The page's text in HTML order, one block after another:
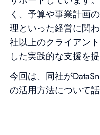
く、予算や事業計画
理といった経営に関
社以上のクライアン
した実践的な支援を
今回は、同社が
の活用方法について